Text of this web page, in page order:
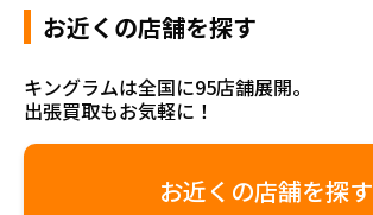
お近くの店舗を探す
キングラムは全国に95店舗展開。
出張買取もお気軽に！
お近くの店舗を探す